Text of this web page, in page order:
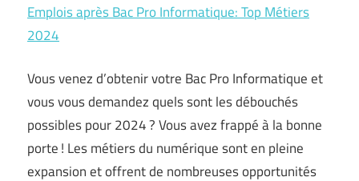
Emplois après Bac Pro Informatique: Top Métiers
2024
Vous venez d’obtenir votre Bac Pro Informatique et
vous vous demandez quels sont les débouchés
possibles pour 2024 ? Vous avez frappé à la bonne
porte ! Les métiers du numérique sont en pleine
expansion et offrent de nombreuses opportunités